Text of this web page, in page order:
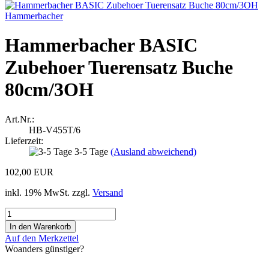
Hammerbacher
Hammerbacher BASIC
Zubehoer Tuerensatz Buche
80cm/3OH
Art.Nr.:
HB-V455T/6
Lieferzeit:
3-5 Tage (Ausland abweichend)
102,00 EUR
inkl. 19% MwSt. zzgl. Versand
Auf den Merkzettel
Woanders günstiger?